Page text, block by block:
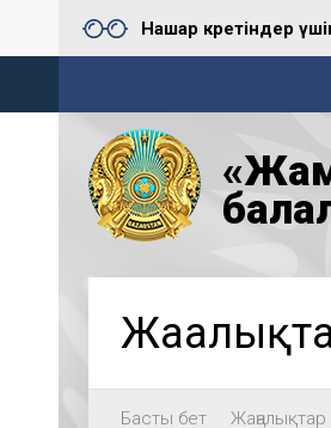
Нашар көретіндер
Басты бет Жаңалықтар